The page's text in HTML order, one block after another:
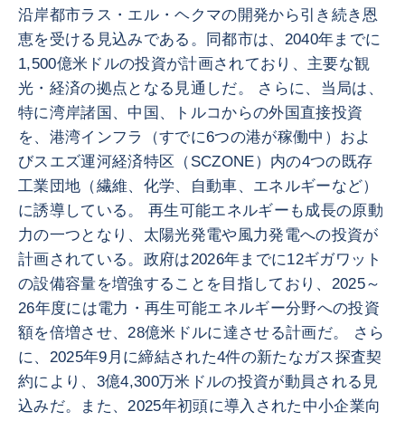
沿岸都市ラス・エル・ヘクマの開発から引き続き恩
恵を受ける見込みである。同都市は、2040年までに
1,500億米ドルの投資が計画されており、主要な観
光・経済の拠点となる見通しだ。 さらに、当局は、
特に湾岸諸国、中国、トルコからの外国直接投資
を、港湾インフラ（すでに6つの港が稼働中）およ
びスエズ運河経済特区（SCZONE）内の4つの既存
工業団地（繊維、化学、自動車、エネルギーなど）
に誘導している。 再生可能エネルギーも成長の原動
力の一つとなり、太陽光発電や風力発電への投資が
計画されている。政府は2026年までに12ギガワット
の設備容量を増強することを目指しており、2025～
26年度には電力・再生可能エネルギー分野への投資
額を倍増させ、28億米ドルに達させる計画だ。 さら
に、2025年9月に締結された4件の新たなガス探査契
約により、3億4,300万米ドルの投資が動員される見
込みだ。また、2025年初頭に導入された中小企業向